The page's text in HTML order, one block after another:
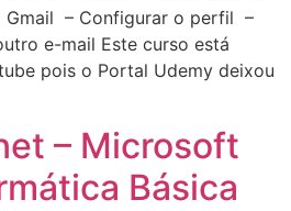
Gmail – Configurar o perfil –
e-mail Este curso está
pois o Portal Udemy deixou
– Microsoft
Básica